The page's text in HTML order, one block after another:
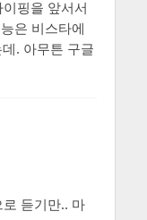
핑을 앞서서
은 비스타에
. 아무튼 구글
듣기만.. 마